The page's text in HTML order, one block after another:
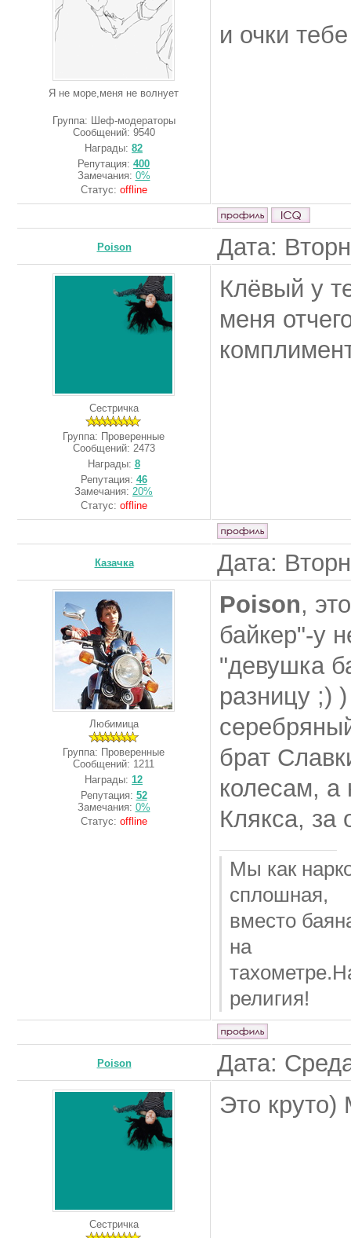
Я не море,меня не волнует
Группа: Шеф-модераторы
Сообщений: 9540
Награды: 82
Репутация: 400
Замечания: 0%
Статус: offline
и очки
Poison Дата:
Сестричка
Группа: Проверенные
Сообщений: 2473
Награды: 8
Репутация: 46
Замечания: 20%
Статус: offline
Клёвый у
меня
Казачка Дата:
Любимица
Группа: Проверенные
Сообщений: 1211
Награды: 12
Репутация: 52
Замечания: 0%
Статус: offline
Poison,
байкер"-у
"девушка
разницу ;)
брат
колесам, а
Клякса, за
Мы как
сплошная,
вместо
на
религия!
Poison Дата:
Сестричка
Это круто)